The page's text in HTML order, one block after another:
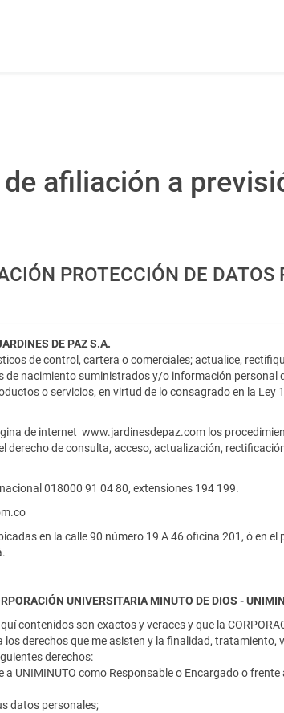
afiliación a
PROTECCIÓN DE DATOS
DE PAZ S.A.
de control, cartera o comerciales; actualice,
nacimiento suministrados y/o información personal
o servicios, en virtud de lo consagrado en la Ley
de internet www.jardinesdepaz.com los
derecho de consulta, acceso, actualización,
018000 91 04 80, extensiones 194 199.
en la calle 90 número 19 A 46 oficina 201, ó en
UNIVERSITARIA MINUTO DE DIOS -
son exactos y veraces y que la
derechos que me asisten y la finalidad, tratamiento,
derechos:
UNIMINUTO como Responsable o Encargado o
datos personales;